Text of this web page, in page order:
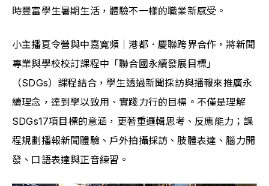
時豐富學生暑期生活，體驗不一樣的職業新感受。
小主播夏令營與中嘉寬頻｜港都．慶聯跨界合作，將新聞
專業與學校校訂課程中「聯合國永續發展目標」
（SDGs）課程結合，學生透過新聞採訪與播報來推廣永
續理念，達到學以致用、實踐力行的目標。不僅是理解
SDGs17項目標的意涵，更著重邏輯思考、反應能力；課
程規劃播報新聞體驗、戶外拍攝採訪、肢體表達、腦力開
發、口語表達與正音練習。